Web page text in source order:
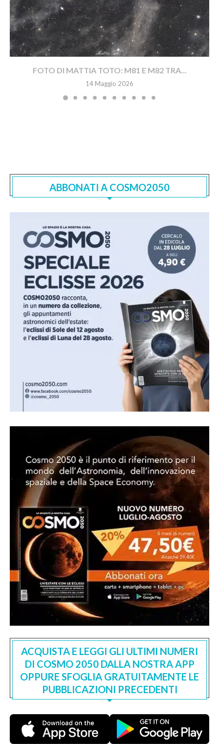
FOTO DI MATTIA TOTO: M81 E M82 TRA...
14 Maggio 2026
ABBONATI A COSMO2050
ACQUISTA E LEGGI GLI ULTIMI NUMERI
DI COSMO 2050 DALLA NOSTRA APP
OPPURE SFOGLIA GRATUITAMENTE LE
PUBBLICAZIONI PRECEDENTI